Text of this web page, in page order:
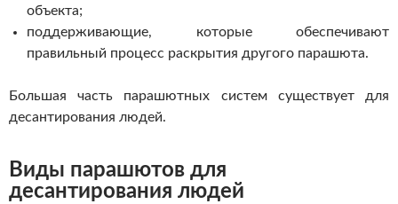
объекта;
поддерживающие, которые обеспечивают
правильный процесс раскрытия другого парашюта.
Большая часть парашютных систем существует для
десантирования людей.
Виды парашютов для
десантирования людей